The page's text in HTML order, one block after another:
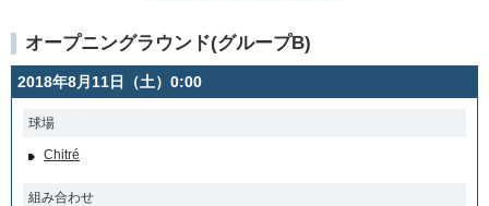
オープニングラウンド(グループB)
2018年8月11日（土）0:00
球場
Chitré
組み合わせ